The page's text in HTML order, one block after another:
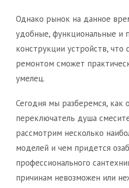
Однако рынок на данное
удобные, функциональные и
конструкции устройств, что
ремонтом сможет
умелец.
Сегодня мы разберемся, как
переключатель душа
рассмотрим несколько
моделей и чем придется
профессионального
причинам невозможен или